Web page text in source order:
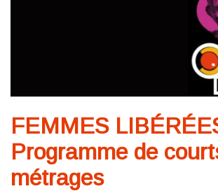
FEMMES
Programme de
métrages